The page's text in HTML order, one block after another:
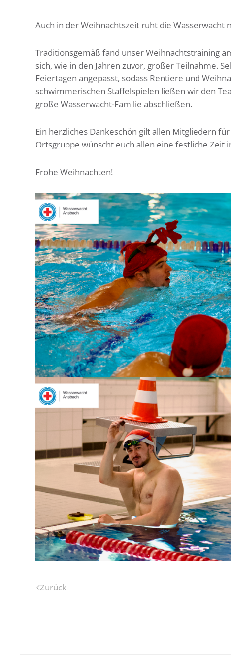
Auch in der Weihnachtszeit ruht die Wasserwacht
Traditionsgemäß fand unser Weihnachtstraining
sich, wie in den Jahren zuvor, großer Teilnahme.
Feiertagen angepasst, sodass Rentiere und
schwimmerischen Staffelspielen ließen wir den
große Wasserwacht-Familie abschließen.
Ein herzliches Dankeschön gilt allen Mitgliedern
Ortsgruppe wünscht euch allen eine festliche Zeit
Frohe Weihnachten!
Zurück